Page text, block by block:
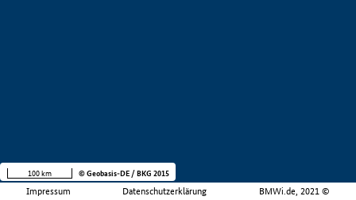
Impressum Datenschutzerklärung BMWi.de, 2021 ©
100 km © Geobasis-DE / BKG 2015